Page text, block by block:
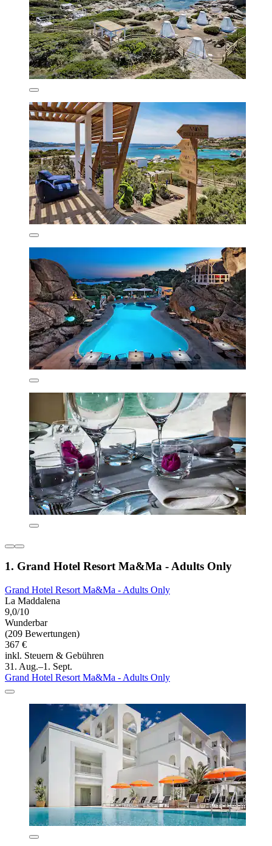
1. Grand Hotel Resort Ma&Ma - Adults Only
Grand Hotel Resort Ma&Ma - Adults Only
La Maddalena
9,0/10
Wunderbar
(209 Bewertungen)
367 €
inkl. Steuern & Gebühren
31. Aug.–1. Sept.
Grand Hotel Resort Ma&Ma - Adults Only